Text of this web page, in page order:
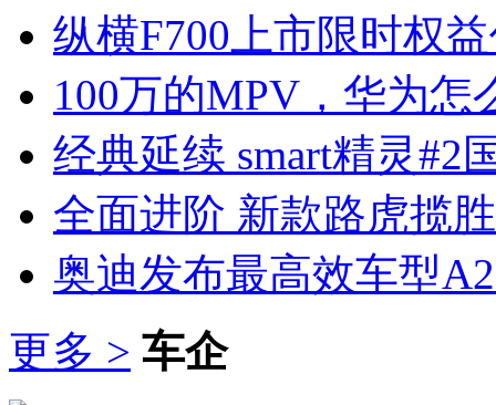
纵横F700上市限时权
100万的MPV，华为怎
经典延续 smart精灵#2
全面进阶 新款路虎揽
奥迪发布最高效车型
更多 > 车企